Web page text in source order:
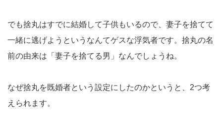
でも捨丸はすでに結婚して子供もいるので、妻子を捨てて
一緒に逃げようというなんてゲスな浮気者です。捨丸の名
前の由来は「妻子を捨てる男」なんでしょうね。
なぜ捨丸を既婚者という設定にしたのかというと、2つ考
えられます。